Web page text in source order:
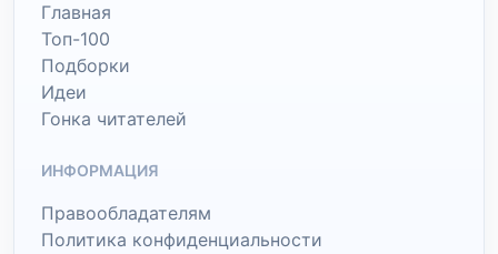
Главная
Топ-100
Подборки
Идеи
Гонка читателей
ИНФОРМАЦИЯ
Правообладателям
Политика конфиденциальности